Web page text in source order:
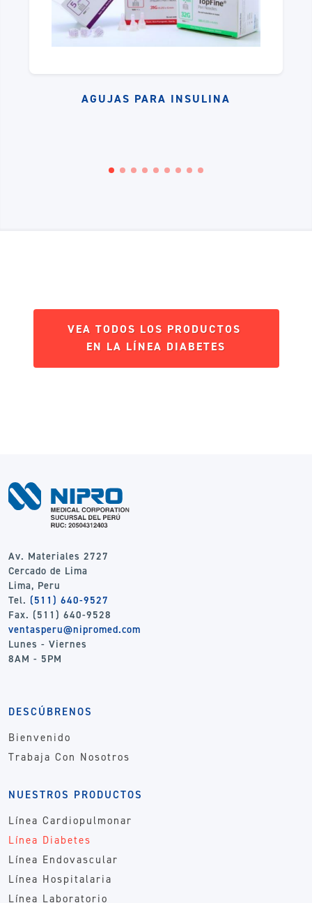
AGUJAS PARA INSULINA
VEA TODOS LOS PRODUCTOS
EN LA LÍNEA DIABETES
Av. Materiales 2727
Cercado de Lima
Lima, Peru
Tel. (511) 640-9527
Fax. (511) 640-9528
ventasperu@nipromed.com
Lunes - Viernes
8AM - 5PM
DESCÚBRENOS
Bienvenido
Trabaja Con Nosotros
NUESTROS PRODUCTOS
Línea Cardiopulmonar
Línea Diabetes
Línea Endovascular
Línea Hospitalaria
Línea Laboratorio